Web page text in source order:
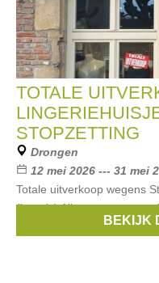
TOTALE
STOPZETTING
Drongen
12 mei 2026 --- 31 mei
Totale uitverkoop wegens
(kermis) Alles moet weg
2023 & 24 & 25 BEKIJK